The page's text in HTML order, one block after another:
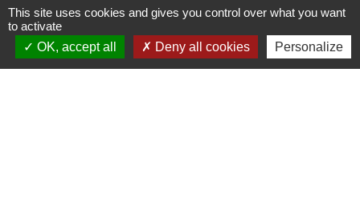
Liens
OT de Pérouges
This site uses cookies and gives you control over what you want
to activate
OK, accept all
Deny all cookies Personalize